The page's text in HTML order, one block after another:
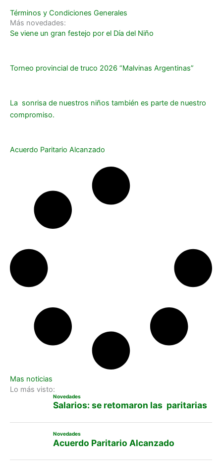
Términos y Condiciones Generales
Más novedades:
Se viene un gran festejo por el Día del Niño
Torneo provincial de truco 2026 “Malvinas Argentinas”
La sonrisa de nuestros niños también es parte de nuestro
compromiso.
Acuerdo Paritario Alcanzado
Mas noticias
Lo más visto:
Novedades
Salarios: se retomaron las paritarias
Novedades
Acuerdo Paritario Alcanzado